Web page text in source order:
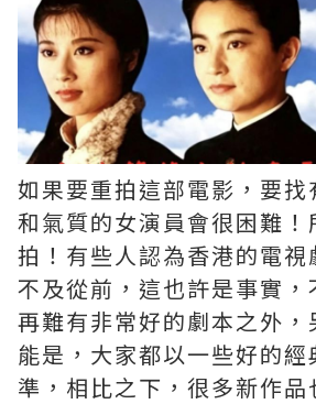
如果要重拍這部電影，要找
和氣質的女演員會很困難！
拍！有些人認為香港的電視
不及從前，這也許是事實，
再難有非常好的劇本之外，
能是，大家都以一些好的經
準，相比之下，很多新作品